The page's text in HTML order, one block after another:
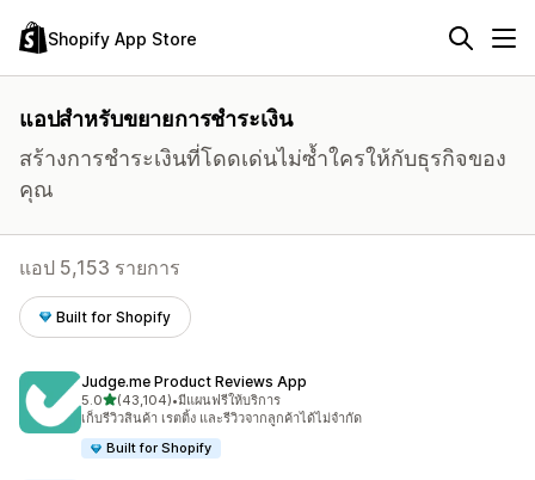
Shopify App Store
แอปสำหรับขยายการชำระเงิน
สร้างการชำระเงินที่โดดเด่นไม่ซ้ำใครให้กับธุรกิจของ
คุณ
แอป 5,153 รายการ
Built for Shopify
Judge.me Product Reviews App
5.0เต็ม 5 ดาว
(43,104)
ทั้งหมด 43104 รีวิว
•มีแผนฟรีให้บริการ
เก็บรีวิวสินค้า เรตติ้ง และรีวิวจากลูกค้าได้ไม่จำกัด
Built for Shopify